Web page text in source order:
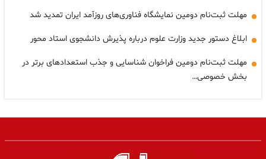
مهلت ثبت‌نام دومین نمایشگاه فناوری‌های روزآمد ایران تمدید شد
ابلاغ دستور جدید وزارت علوم درباره پذیرش دانشجوی استاد محور
مهلت ثبت‌نام دومین فراخوان شناسایی و جذب استعدادهای برتر در
بخش خصوصی…